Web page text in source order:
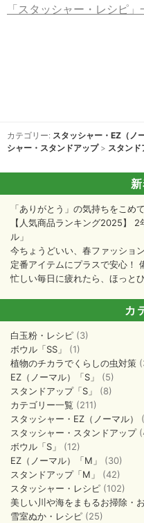
「スタッシャー・レシピ
カテゴリー: スタッシャー・EZ（ノ
シャー・スタンドアップ> スタンド
「ありがとう」の気持ちをこ
【人気商品ランキング2025
ル」
今ちょうどいい、春ファッショ
定番アイテムにプラスで安心！
忙しい毎日に疲れたら、ほっと
カ
白玉粉・レシピ (3)
ボウル「SS」
(1)
植物のチカラでくらしの虫対策
EZ（ノーマル）「S」
(5)
スタンドアップ「S」
(8)
カテゴリー一覧 (211)
スタッシャー・EZ（ノーマル）
スタッシャー・スタンドアップ
ボウル「S」
(12)
EZ（ノーマル）「M」
(30)
スタンドアップ「M」
(42)
スタッシャー・レシピ (102)
美しい川や海をまもるお掃除・
雪室ぬか・レシピ (25)